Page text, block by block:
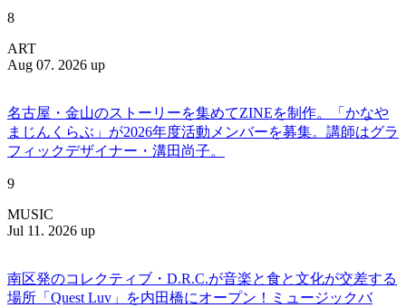
8
ART
Aug 07. 2026 up
名古屋・金山のストーリーを集めてZINEを制作。「かなや
まじんくらぶ」が2026年度活動メンバーを募集。講師はグラ
フィックデザイナー・溝田尚子。
9
MUSIC
Jul 11. 2026 up
南区発のコレクティブ・D.R.C.が⾳楽と⾷と⽂化が交差する
場所「Quest Luv」を内田橋にオープン！ミュージックバ